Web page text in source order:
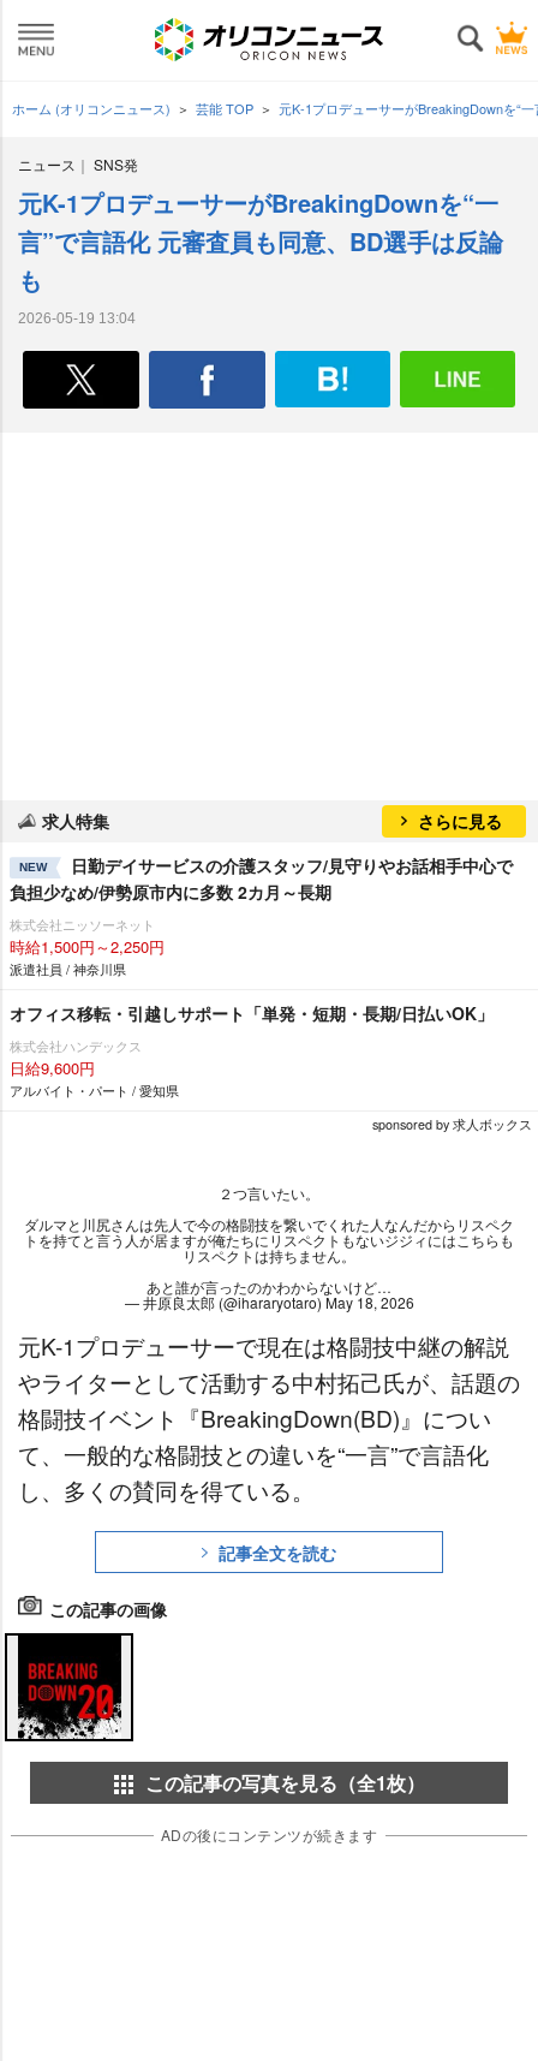
ホーム (オリコンニュース) 芸能 TOP 元K-1プロデューサーがBreakingDownを“
ニュース SNS発
元K-1プロデューサーがBreakingDownを“一
言”で言語化 元審査員も同意、BD選手は反論
も
2026-05-19 13:04
求人特集 さらに見る
NEW
日勤デイサービスの介護スタッフ/見守りやお話相手中心で
負担少なめ/伊勢原市内に多数 2カ月～長期
株式会社ニッソーネット
時給1,500円～2,250円
派遣社員 / 神奈川県
オフィス移転・引越しサポート「単発・短期・長期/日払いOK」
株式会社ハンデックス
日給9,600円
アルバイト・パート / 愛知県
sponsored by 求人ボックス
２つ言いたい。
ダルマと川尻さんは先人で今の格闘技を繋いでくれた人なんだからリスペク
トを持てと言う人が居ますが俺たちにリスペクトもないジジィにはこちらも
リスペクトは持ちません。
あと誰が言ったのかわからないけど…
— 井原良太郎 (@ihararyotaro)May 18, 2026
元K-1プロデューサーで現在は格闘技中継の解説
ライターとして活動する中村拓己氏が、話題の
格闘技イベント『BreakingDown(BD)』につい
て、一般的な格闘技との違いを“一言”で言語化
し、多くの賛同を得ている。
記事全文を読む
この記事の画像
この記事の写真を見る（全1枚）
ADの後にコンテンツが続きます